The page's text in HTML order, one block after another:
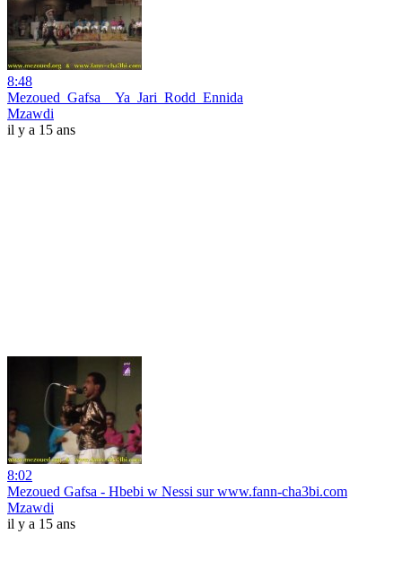
8:48
Mezoued_Gafsa__Ya_Jari_Rodd_Ennida
Mzawdi
il y a 15 ans
8:02
Mezoued Gafsa - Hbebi w Nessi sur www.fann-cha3bi.com
Mzawdi
il y a 15 ans